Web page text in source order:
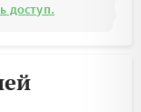
доступ.